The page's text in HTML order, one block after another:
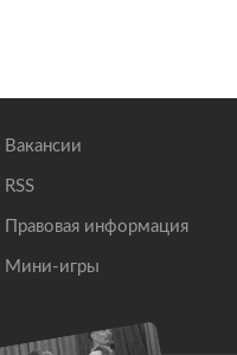
Вакансии
RSS
Правовая информация
Мини-игры